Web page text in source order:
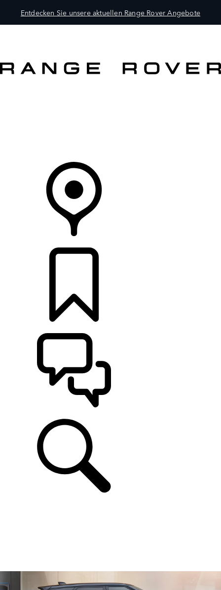
Entdecken Sie unsere aktuellen Range Rover Angebote